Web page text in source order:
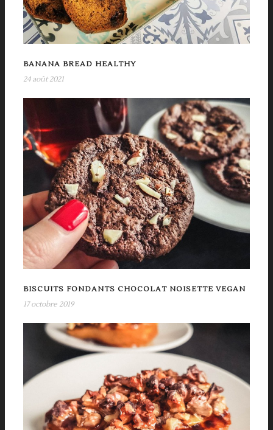
BANANA BREAD HEALTHY
24 août 2021
BISCUITS FONDANTS CHOCOLAT NOISETTE VEGAN
17 octobre 2019